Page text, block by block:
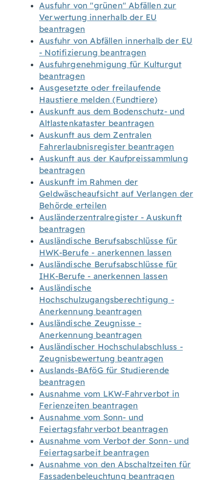
Ausfuhr von "grünen" Abfällen zur
Verwertung innerhalb der EU
beantragen
Ausfuhr von Abfällen innerhalb der EU
- Notifizierung beantragen
Ausfuhrgenehmigung für Kulturgut
beantragen
Ausgesetzte oder freilaufende
Haustiere melden (Fundtiere)
Auskunft aus dem Bodenschutz- und
Altlastenkataster beantragen
Auskunft aus dem Zentralen
Fahrerlaubnisregister beantragen
Auskunft aus der Kaufpreissammlung
beantragen
Auskunft im Rahmen der
Geldwäscheaufsicht auf Verlangen der
Behörde erteilen
Ausländerzentralregister - Auskunft
beantragen
Ausländische Berufsabschlüsse für
HWK-Berufe - anerkennen lassen
Ausländische Berufsabschlüsse für
IHK-Berufe - anerkennen lassen
Ausländische
Hochschulzugangsberechtigung -
Anerkennung beantragen
Ausländische Zeugnisse -
Anerkennung beantragen
Ausländischer Hochschulabschluss -
Zeugnisbewertung beantragen
Auslands-BAföG für Studierende
beantragen
Ausnahme vom LKW-Fahrverbot in
Ferienzeiten beantragen
Ausnahme vom Sonn- und
Feiertagsfahrverbot beantragen
Ausnahme vom Verbot der Sonn- und
Feiertagsarbeit beantragen
Ausnahme von den Abschaltzeiten für
Fassadenbeleuchtung beantragen